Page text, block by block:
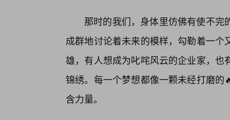
那时的我们，身体里仿佛有使不
成群地讨论着未来的模样，勾勒着一
雄，有人想成为叱咤风云的企业家，
锦绣。每一个梦想都像一颗未经打磨
含力量。